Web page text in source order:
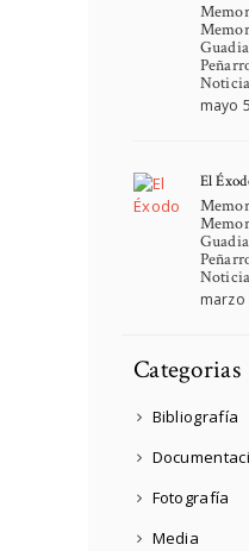
mayo
El
marzo
Categorias
Bibliografía
Fotografía
Media